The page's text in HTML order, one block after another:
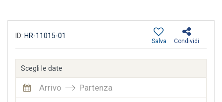
ID: HR-11015-01
Condividi
Salva
Scegli le date
Arrivo Partenza